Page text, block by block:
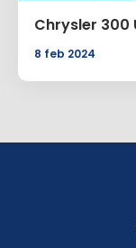
E-mail*
Chrysler 300
8 feb 2024